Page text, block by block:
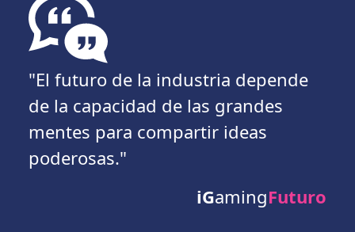
"El futuro de la industria depende
de la capacidad de las grandes
mentes para compartir ideas
poderosas."
iGamingFuturo